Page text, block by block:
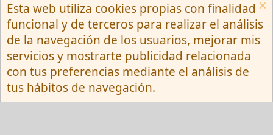
Español (Neutro) Tu
Contactarnos
Términos y reglas
Privacy policy
Ayuda
R
S
S
Community platform by XenForo ® © 2010-
2026 XenForo Ltd.
Esta web utiliza cookies propias con finalidad
funcional y de terceros para realizar el análisis
de la navegación de los usuarios, mejorar mis
servicios y mostrarte publicidad relacionada
con tus preferencias mediante el análisis de
tus hábitos de navegación.